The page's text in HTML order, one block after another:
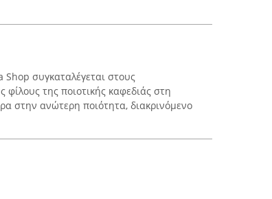
συγκαταλέγεται στους
φίλους της ποιοτικής καφεδιάς στη
στην ανώτερη ποιότητα, διακρινόμενο